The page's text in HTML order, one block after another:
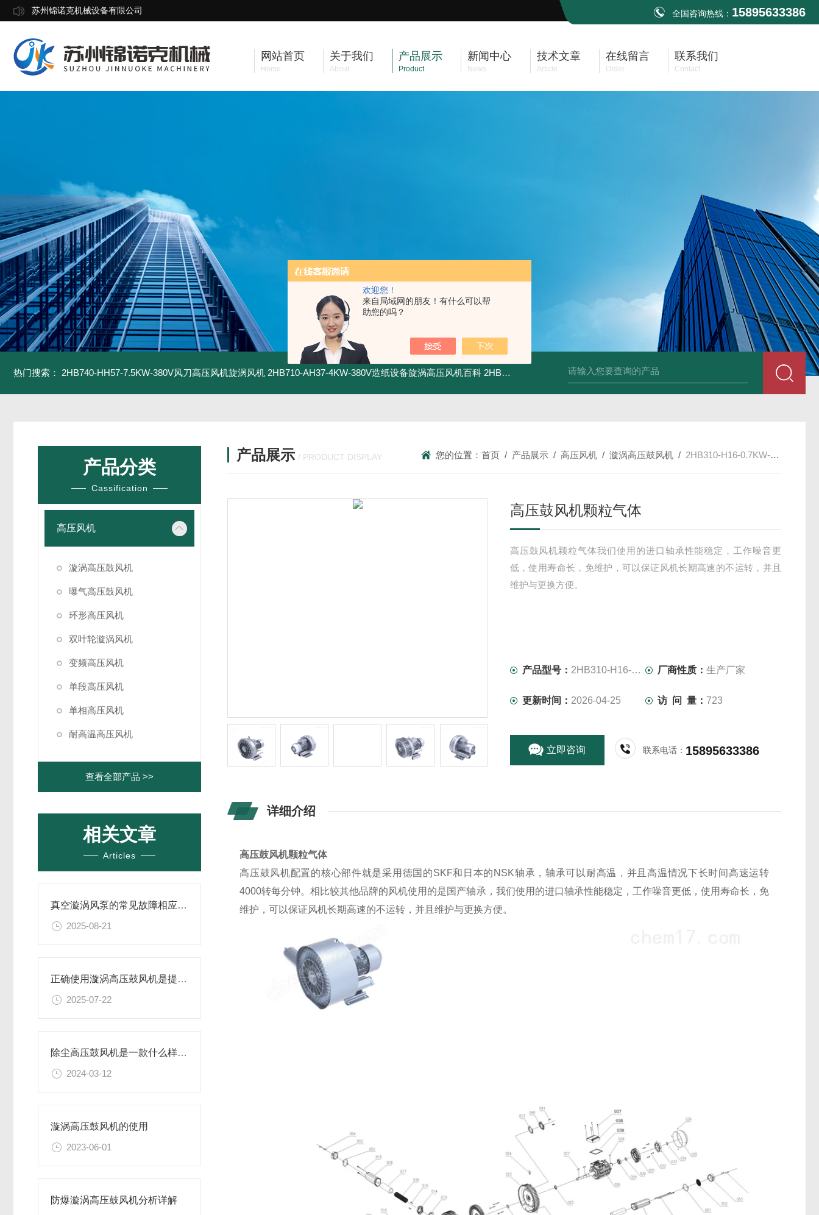
欢迎您！
来自局域网的朋友！有什么可以帮
助您的吗？
苏州锦诺克机械设备有限公司 全国咨询热线： 15895633386
网站首页
Home
关于我们
About
产品展示
Product
新闻中心
News
技术文章
Article
在线留言
Order
联系我们
Contact
热门搜索： 2HB740-HH57-7.5KW-380V风刀高压风机旋涡风机 2HB710-AH37-4KW-380V造纸设备旋涡高压风机百科 2HB820-HH27-7.5KW-380V强力吸尘高压风机旋涡风机 2HB930-AH07-8.5KW-
产品分类
Cassification
高压风机
漩涡高压鼓风机
曝气高压鼓风机
环形高压风机
双叶轮漩涡风机
变频高压风机
单段高压风机
单相高压风机
耐高温高压风机
查看全部产品 >>
相关文章
Articles
真空漩涡风泵的常见故障相应解决方案分享
2025-08-21
正确使用漩涡高压鼓风机是提升效率与安全性的关键
2025-07-22
除尘高压鼓风机是一款什么样的设备
2024-03-12
漩涡高压鼓风机的使用
2023-06-01
防爆漩涡高压鼓风机分析详解
产品展示 / PRODUCT DISPLAY 您的位置：首页 / 产品展示 /高压风机 /漩涡高压鼓风机 / 2HB310-H16-0.7KW-380V高压鼓风机颗粒气体
高压鼓风机颗粒气体
高压鼓风机颗粒气体我们使用的进口轴承性能稳定，工作噪音更
低，使用寿命长，免维护，可以保证风机长期高速的不运转，并且
维护与更换方便。
产品型号： 2HB310-H16-0.7KW-380V 厂商性质：生产厂家
更新时间： 2026-04-25 访 问 量： 723
立即咨询 联系电话： 15895633386
详细介绍
高压鼓风机颗粒气体
高压鼓风机配置的核心部件就是采用德国的SKF和日本的NSK轴承，轴承可以耐高温，并且高温情况下长时间高速运转
4000转每分钟。相比较其他品牌的风机使用的是国产轴承，我们使用的进口轴承性能稳定，工作噪音更低，使用寿命长，免
维护，可以保证风机长期高速的不运转，并且维护与更换方便。